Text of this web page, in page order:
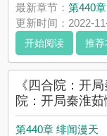
了八级焊工，同时也
茹每天都生活在悔恨
逆袭，最终高呼我是
最新章节：第440
更新时间：2022-
开始阅读 推荐
《四合院：开
院：开局秦淮
第440章 绯闻漫天